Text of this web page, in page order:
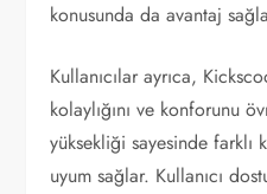
konusunda da avantaj
Kullanıcılar ayrıca,
kolaylığını ve konforunu
yüksekliği sayesinde farklı
uyum sağlar. Kullanıcı